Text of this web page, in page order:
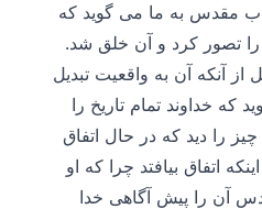
مقدس به ما می گوید که
تصور کرد و آن خلق شد.
از آنکه آن به واقعیت تبدیل
خداوند تمام تاریخ را
را دید که در حال اتفاق
اتفاق بیافتد چرا که او
آن را پیش آگاهی خدا